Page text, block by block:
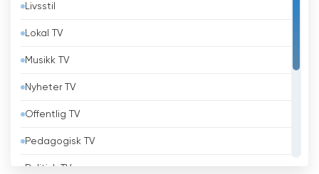
Barbados
Belgia
Belize
Benin
Bhutan
Bolivia
Livsstil
Lokal TV
Musikk TV
Nyheter TV
Offentlig TV
Pedagogisk TV
Politisk TV